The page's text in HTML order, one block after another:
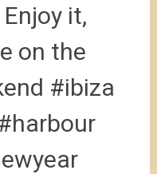
it,
on the
#ibiza